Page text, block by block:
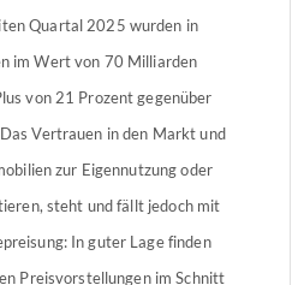
Quartal 2025 wurden in
im Wert von 70 Milliarden
von 21 Prozent gegenüber
Vertrauen in den Markt und
zur Eigennutzung oder
steht und fällt jedoch mit
In guter Lage finden
Preisvorstellungen im Schnitt